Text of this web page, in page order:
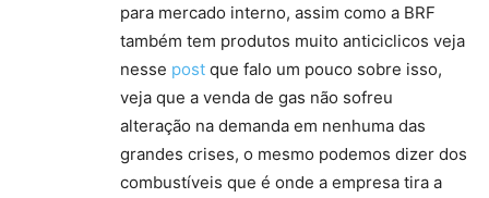
para mercado interno, assim como a BRF
também tem produtos muito anticiclicos veja
nesse post que falo um pouco sobre isso,
veja que a venda de gas não sofreu
alteração na demanda em nenhuma das
grandes crises, o mesmo podemos dizer dos
combustíveis que é onde a empresa tira a